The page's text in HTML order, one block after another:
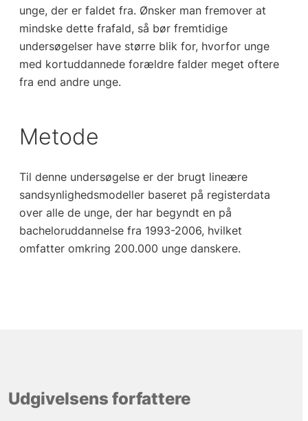
unge, der er faldet fra. Ønsker man fremover at
mindske dette frafald, så bør fremtidige
undersøgelser have større blik for, hvorfor unge
med kortuddannede forældre falder meget oftere
fra end andre unge.
Metode
Til denne undersøgelse er der brugt lineære
sandsynlighedsmodeller baseret på registerdata
over alle de unge, der har begyndt en på
bacheloruddannelse fra 1993-2006, hvilket
omfatter omkring 200.000 unge danskere.
Udgivelsens forfattere